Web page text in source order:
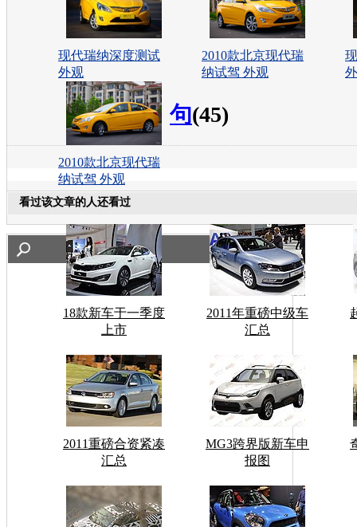
现代瑞纳深度测试
外观
2010款北京现代瑞
纳试驾 外观
2010款北京现代瑞
纳试驾 外观
句(45)
看过该文章的人还看过
18款新车于一季度
上市
2011年重磅中级车
汇总
2011重磅合资紧凑
汇总
MG3跨界版新车申
报图